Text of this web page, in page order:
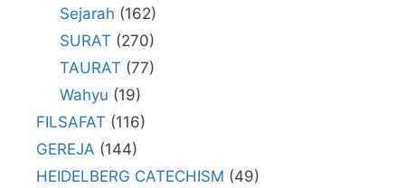
Sejarah (162)
SURAT (270)
TAURAT (77)
Wahyu (19)
FILSAFAT (116)
GEREJA (144)
HEIDELBERG CATECHISM (49)